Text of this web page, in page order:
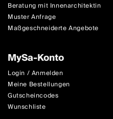
Beratung mit Innenarchitektin
Muster Anfrage
Maßgeschneiderte Angebote
MySa-Konto
Login / Anmelden
Meine Bestellungen
Gutscheincodes
Wunschliste